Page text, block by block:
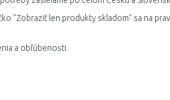
"Zobraziť len produkty skladom" sa na
a obľúbenosti.